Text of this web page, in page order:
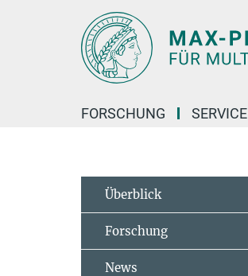
FORSCHUNG SERVICE
Überblick
Forschung
News